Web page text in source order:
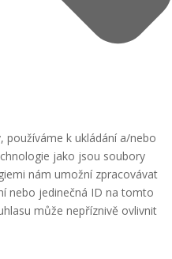
používáme k ukládání a/nebo
jako jsou soubory
nám umožní zpracovávat
nebo jedinečná ID na tomto
může nepříznivě ovlivnit